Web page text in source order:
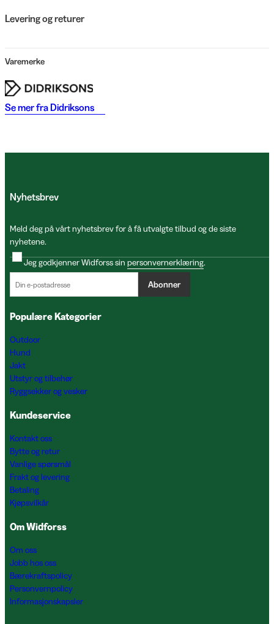
Levering og returer
Varemerke
Se mer fra Didriksons
Nyhetsbrev
Meld deg på vårt nyhetsbrev for å få utvalgte tilbud og de siste
nyhetene.
Jeg godkjenner Widforss sin personvernerklæring.
Abonner
Populære Kategorier
Outdoor
Hund
Jakt
Utstyr og tilbehør
Ryggsekker og vesker
Kundeservice
Kontakt oss
Bytte og retur
Vanlige spørsmål
Frakt og levering
Betaling
Kjøpsvilkår
Om Widforss
Om oss
Jobb hos oss
Bærekraftspolicy
Personvernpolicy
Informasjonskapsler